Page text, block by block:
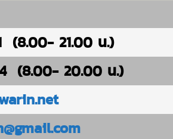
(8.00- 21.00 น.)
(8.00- 20.00 น.)